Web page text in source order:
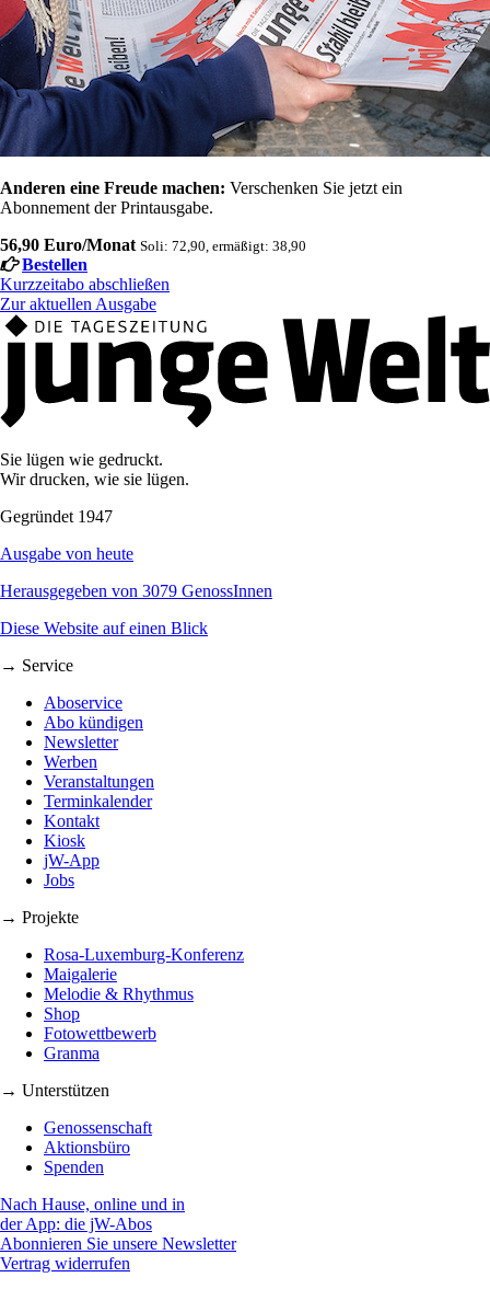
Anderen eine Freude machen: Verschenken Sie jetzt ein
Abonnement der Printausgabe.
56,90 Euro/Monat Soli: 72,90, ermäßigt: 38,90
Bestellen
Kurzzeitabo abschließen
Zur aktuellen Ausgabe
Sie lügen wie gedruckt.
Wir drucken, wie sie lügen.
Gegründet 1947
Ausgabe von heute
Herausgegeben von 3079 GenossInnen
Diese Website auf einen Blick
→ Service
Aboservice
Abo kündigen
Newsletter
Werben
Veranstaltungen
Terminkalender
Kontakt
Kiosk
jW-App
Jobs
→ Projekte
Rosa-Luxemburg-Konferenz
Maigalerie
Melodie & Rhythmus
Shop
Fotowettbewerb
Granma
→ Unterstützen
Genossenschaft
Aktionsbüro
Spenden
Nach Hause, online und in
der App: die jW-Abos
Abonnieren Sie unsere Newsletter
Vertrag widerrufen